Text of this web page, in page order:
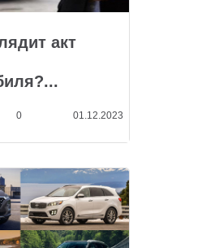
акт
0 01.12.2023